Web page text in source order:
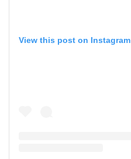
View this post on Instagram